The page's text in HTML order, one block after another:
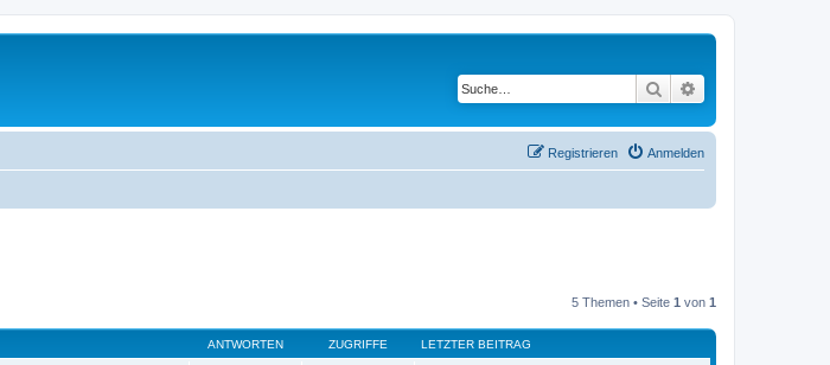
Suche
Anmelden
Registrieren
5 Themen • Seite 1 von 1
ANTWORTEN ZUGRIFFE LETZTER BEITRAG